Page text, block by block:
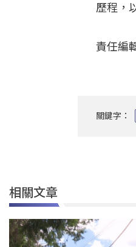
歷程，
責任編
關鍵字：
相關文章